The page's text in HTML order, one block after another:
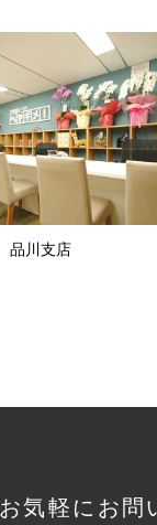
品川支店
お気軽にお問